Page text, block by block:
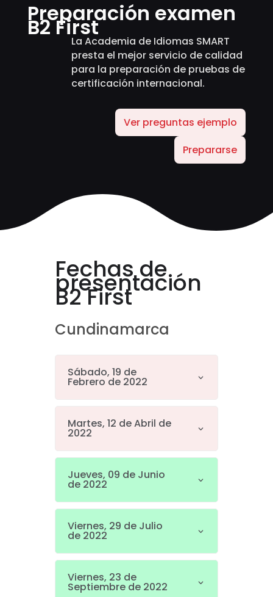
Preparación examen
B2 First
La Academia de Idiomas SMART
presta el mejor servicio de calidad
para la preparación de pruebas de
certificación internacional.
Ver preguntas ejemplo
Prepararse
Fechas de
presentación
B2 First
Cundinamarca
Sábado, 19 de
Febrero de 2022
Martes, 12 de Abril de
2022
Jueves, 09 de Junio
de 2022
Viernes, 29 de Julio
de 2022
Viernes, 23 de
Septiembre de 2022